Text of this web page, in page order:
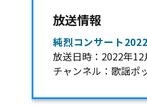
放送情報
純烈コンサート
放送日時：2022年
チャンネル：歌謡ポ